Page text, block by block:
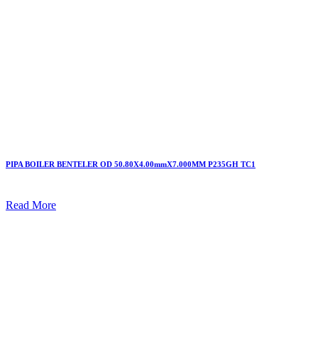
PIPA BOILER BENTELER OD 50.80X4.00mmX7.000MM P235GH TC1
Read More